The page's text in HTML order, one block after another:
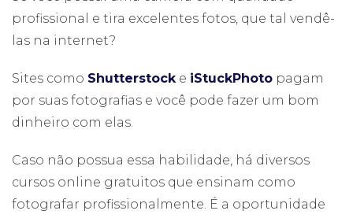
profissional e tira excelentes fotos, que tal vendê-
las na internet?
Sites como Shutterstocke iStuckPhoto pagam
por suas fotografias e você pode fazer um bom
dinheiro com elas.
Caso não possua essa habilidade, há diversos
cursos online gratuitos que ensinam como
fotografar profissionalmente. É a oportunidade